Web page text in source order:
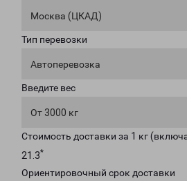
Москва (ЦКАД)
Тип перевозки
Автоперевозка
Введите вес
От 3000 кг
Стоимость доставки за 1 кг
21.3*
Ориентировочный срок доставки